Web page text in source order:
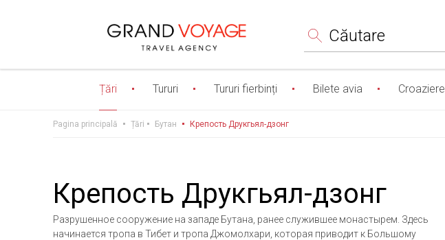
Сăutare
Țări Tururi Tururi fierbinți Bilete avia Croaziere
Pagina principală Țări Бутан Крепость Друкгьял-дзонг
Крепость Друкгьял-дзонг
Разрушенное сооружение на западе Бутана, ранее служившее монастырем. Здесь
начинается тропа в Тибет и тропа Джомолхари, которая приводит к Большому